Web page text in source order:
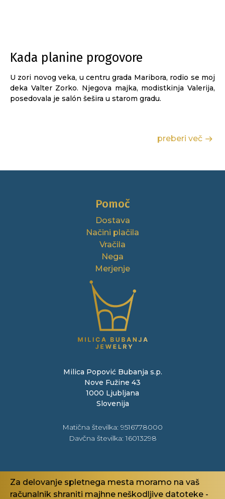
Kada planine progovore
U zori novog veka, u centru grada Maribora, rodio se moj
deka Valter Zorko. Njegova majka, modistkinja Valerija,
posedovala je salón šešira u starom gradu.
preberi več
Za delovanje spletnega mesta moramo na vaš
računalnik shraniti majhne neškodljive datoteke -
Pomoč
Dostava
Načini plačila
Vračila
Nega
Merjenje
Milica Popović Bubanja s.p.
Nove Fužine 43
1000 Ljubljana
Slovenija
Matična številka: 9516778000
Davčna številka: 16013298
Pravno
Politika zasebnosti